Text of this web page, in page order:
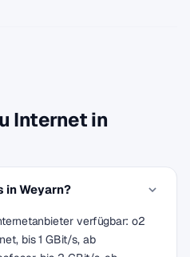
Internet in
in Weyarn?
verfügbar: o2
bis 1 GBit/s, ab